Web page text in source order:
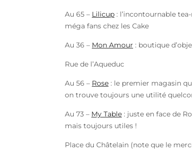
Au 65 – Lilicup : l’incontournable
méga fans chez les Cake
Au 36 – Mon Amour : boutique
Rue de l’Aqueduc
Au 56 – Rose : le premier magasin
on trouve toujours une utilité
Au 73 – My Table : juste en face de
mais toujours utiles !
Place du Châtelain (note que le